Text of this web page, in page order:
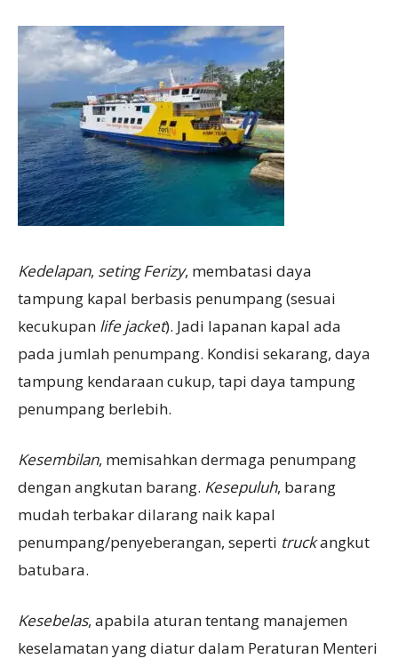
Kedelapan, seting Ferizy, membatasi daya
tampung kapal berbasis penumpang (sesuai
kecukupan life jacket). Jadi lapanan kapal ada
pada jumlah penumpang. Kondisi sekarang, daya
tampung kendaraan cukup, tapi daya tampung
penumpang berlebih.
Kesembilan, memisahkan dermaga penumpang
dengan angkutan barang. Kesepuluh, barang
mudah terbakar dilarang naik kapal
penumpang/penyeberangan, seperti truckangkut
batubara.
Kesebelas, apabila aturan tentang manajemen
keselamatan yang diatur dalam Peraturan Menteri